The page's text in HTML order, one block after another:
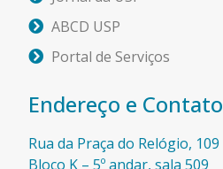
ABCD USP
Portal de Serviços
Endereço e Contato
Rua da Praça do Relógio, 109
Bloco K – 5º andar, sala 509